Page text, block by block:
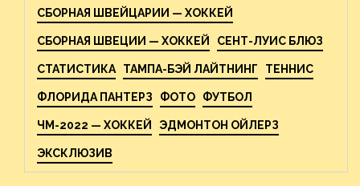
СБОРНАЯ ШВЕЙЦАРИИ — ХОККЕЙ
СБОРНАЯ ШВЕЦИИ — ХОККЕЙ СЕНТ-ЛУИС БЛЮЗ
СТАТИСТИКА ТАМПА-БЭЙ ЛАЙТНИНГ ТЕННИС
ФЛОРИДА ПАНТЕРЗ ФОТО ФУТБОЛ
ЧМ-2022 — ХОККЕЙ ЭДМОНТОН ОЙЛЕРЗ
ЭКСКЛЮЗИВ